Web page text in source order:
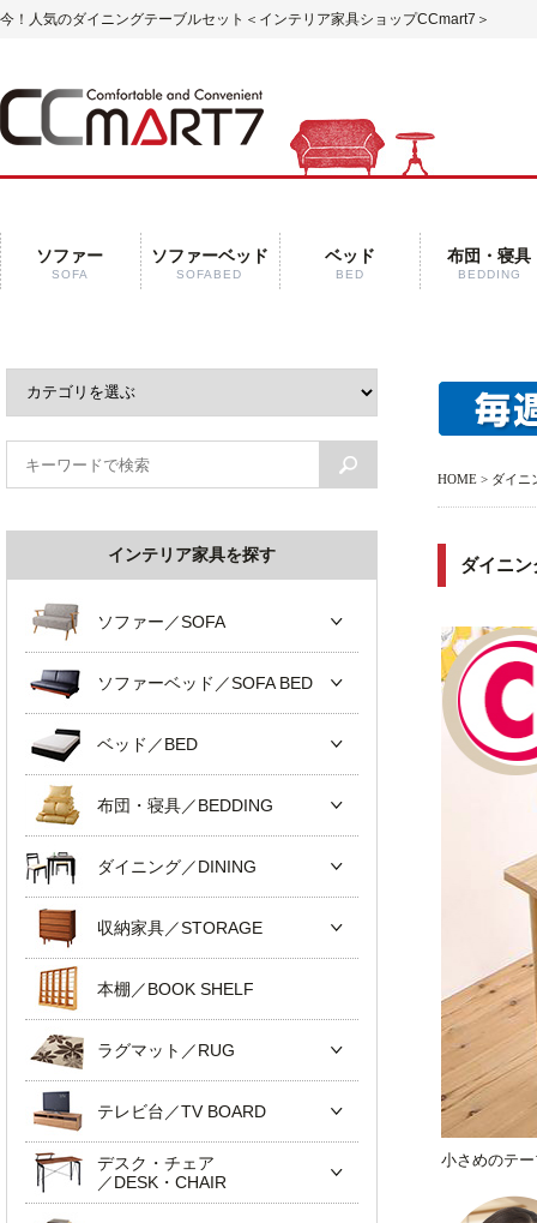
今！人気のダイニングテーブルセット ＜インテリア家具ショップCCmart7＞
ソファー
SOFA
ソファーベッド
SOFABED
ベッド
BED
布団・寝具
BEDDING
HOME > ダイニ
ダイニ
小さめのテ
インテリア家具を探す
ソファー／SOFA
ソファーベッド／SOFA BED
ベッド／BED
布団・寝具／BEDDING
ダイニング／DINING
収納家具／STORAGE
本棚／BOOK SHELF
ラグマット／RUG
テレビ台／TV BOARD
デスク・チェア
／DESK・CHAIR